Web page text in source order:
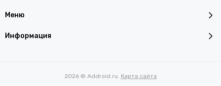
Меню
Информация
2026 © Addroid.ru. Карта сайта